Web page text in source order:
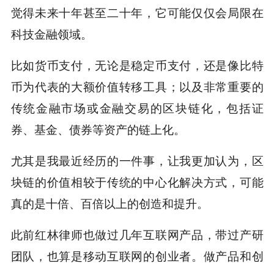
觉得未来十年甚至二十年，它可能仅仅会局限在
科技金融领域。
比如货币支付，无论是稳定币支付，还是像比特
币为代表的大额价值转移工具；以及非常重要的
传统金融市场或金融交易的区块链化，包括证
券、基金、债券等资产的链上化。
尤其是我最近经历的一件事，让我更加认为，区
块链的价值相较于传统的中心化解决方式，可能
真的是十倍、百倍以上的创造和提升。
此前红林律师也做过几年互联网产品，带过产研
团队，也算是移动互联网的创业者。做产品和创